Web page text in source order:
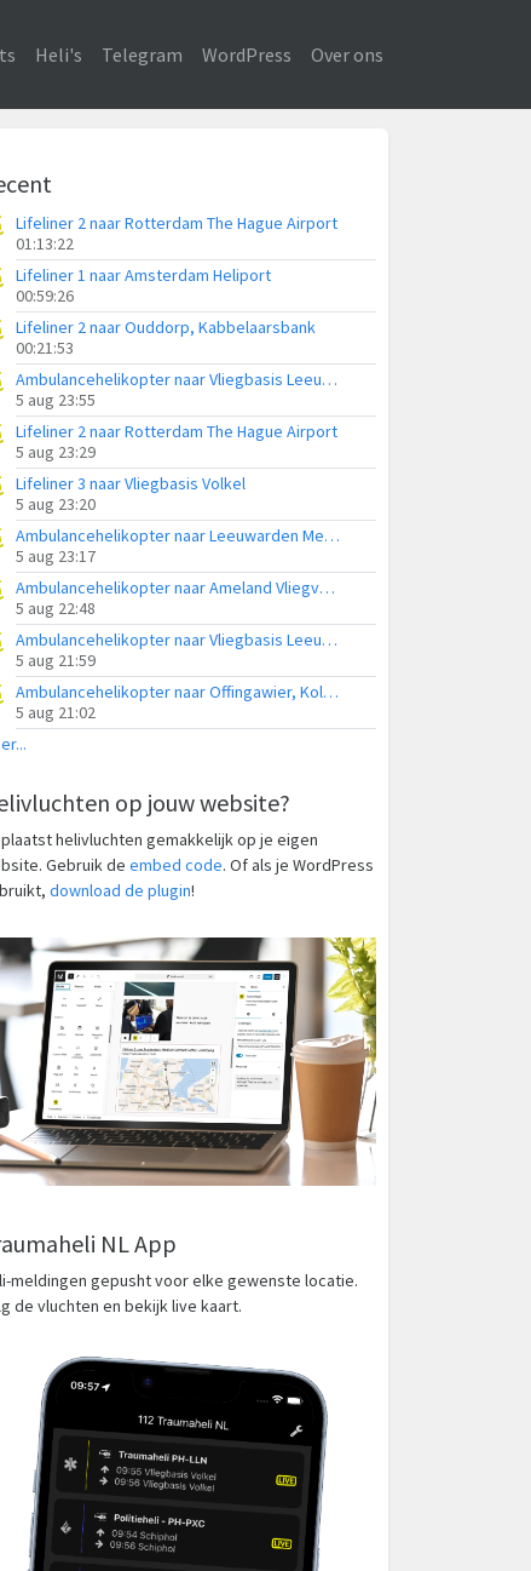
Heli's Telegram WordPress Over ons
Lifeliner 2 naar Rotterdam The Hague Airport
01:13:22
Lifeliner 1 naar Amsterdam Heliport
00:59:26
Lifeliner 2 naar Ouddorp, Kabbelaarsbank
00:21:53
Ambulancehelikopter naar Vliegbasis Leeuwarden
5 aug 23:55
Lifeliner 2 naar Rotterdam The Hague Airport
5 aug 23:29
Lifeliner 3 naar Vliegbasis Volkel
5 aug 23:20
Ambulancehelikopter naar Leeuwarden Medical Center Heliport
5 aug 23:17
Ambulancehelikopter naar Ameland Vliegveld Ballum
5 aug 22:48
Ambulancehelikopter naar Vliegbasis Leeuwarden
5 aug 21:59
Ambulancehelikopter naar Offingawier, Kolmarslân
5 aug 21:02
op jouw website?
helivluchten gemakkelijk op je eigen
Gebruik de embed code. Of als je WordPress
download de plugin!
NL App
meldingen gepusht voor elke gewenste locatie.
de vluchten en bekijk live kaart.